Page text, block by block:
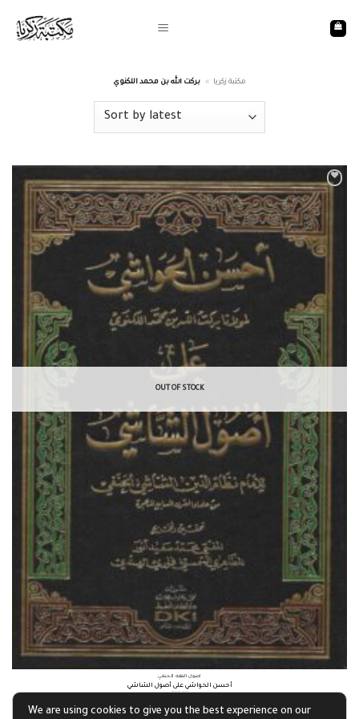
content
مكتبة زكريا » بركت الله بن محمد اللكنوي
OUT OF STOCK
أصول الفقه الحنفي
أحسن الحواشي على أصول الشاشي
£11.20
Read more
We are using cookies to give you the best experience on our